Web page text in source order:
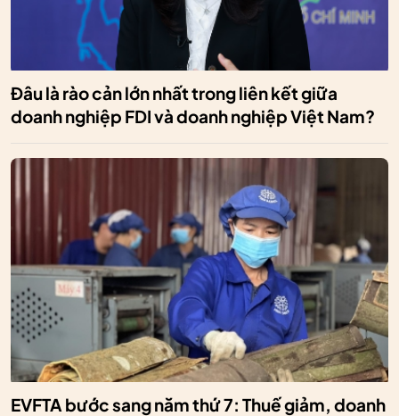
Đâu là rào cản lớn nhất trong liên kết giữa
doanh nghiệp FDI và doanh nghiệp Việt Nam?
EVFTA bước sang năm thứ 7: Thuế giảm, doanh